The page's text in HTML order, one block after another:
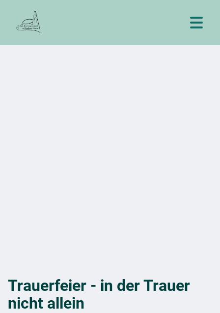
Trauerfeier - in der Trauer
nicht allein